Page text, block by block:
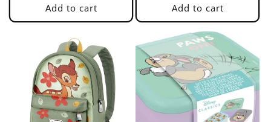
Add to cart Add to cart